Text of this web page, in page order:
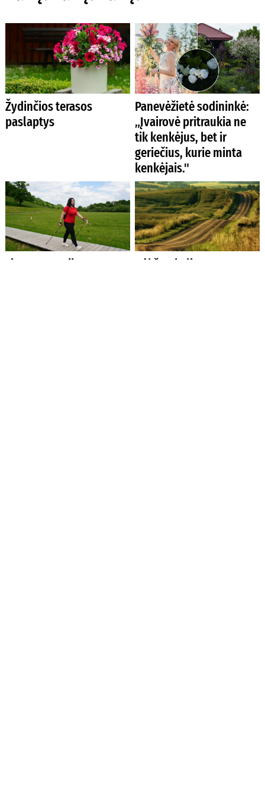
Žydinčios terasos
paslaptys
Panevėžietė sodininkė:
„Įvairovė pritraukia ne
tik kenkėjus, bet ir
geriečius, kurie minta
kenkėjais."
Ligų prevencija –
Dėl žvyrkelių